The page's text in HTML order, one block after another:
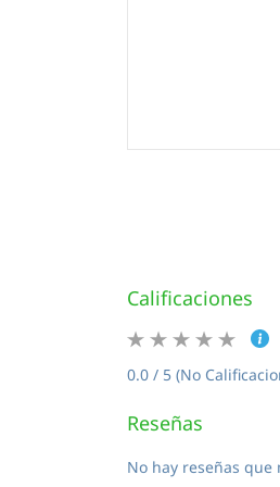
Calificaciones
0.0 / 5 (No
Reseñas
No hay reseñas que